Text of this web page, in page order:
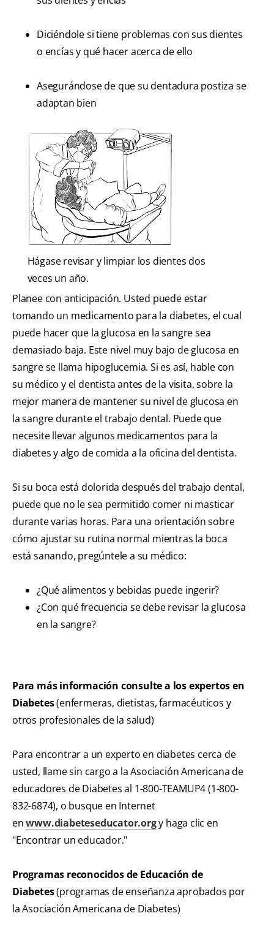
Diciéndole si tiene problemas con sus dientes
o encías y qué hacer acerca de ello
Asegurándose de que su dentadura postiza se
adaptan bien
Hágase revisar y limpiar los dientes dos
veces un año.
Planee con anticipación. Usted puede estar
tomando un medicamento para la diabetes, el cual
puede hacer que la glucosa en la sangre sea
demasiado baja. Este nivel muy bajo de glucosa en
sangre se llama hipoglucemia. Si es así, hable con
su médico y el dentista antes de la visita, sobre la
mejor manera de mantener su nivel de glucosa en
la sangre durante el trabajo dental. Puede que
necesite llevar algunos medicamentos para la
diabetes y algo de comida a la oficina del dentista.
Si su boca está dolorida después del trabajo dental,
puede que no le sea permitido comer ni masticar
durante varias horas. Para una orientación sobre
cómo ajustar su rutina normal mientras la boca
está sanando, pregúntele a su médico:
¿Qué alimentos y bebidas puede ingerir?
¿Con qué frecuencia se debe revisar la glucosa
en la sangre?
Para más información consulte a los expertos en
Diabetes(enfermeras, dietistas, farmacéuticos y
otros profesionales de la salud)
Para encontrar a un experto en diabetes cerca de
usted, llame sin cargo a la Asociación Americana de
educadores de Diabetes al 1-800-TEAMUP4 (1-800-
832-6874), o busque en Internet
enwww.diabeteseducator.orgy haga clic en
"Encontrar un educador."
Programas reconocidos de Educación de
Diabetes(programas de enseñanza aprobados por
la Asociación Americana de Diabetes)